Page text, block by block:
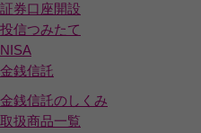
証券口座開設
投信つみたて
NISA
金銭信託
金銭信託のしくみ
取扱商品一覧